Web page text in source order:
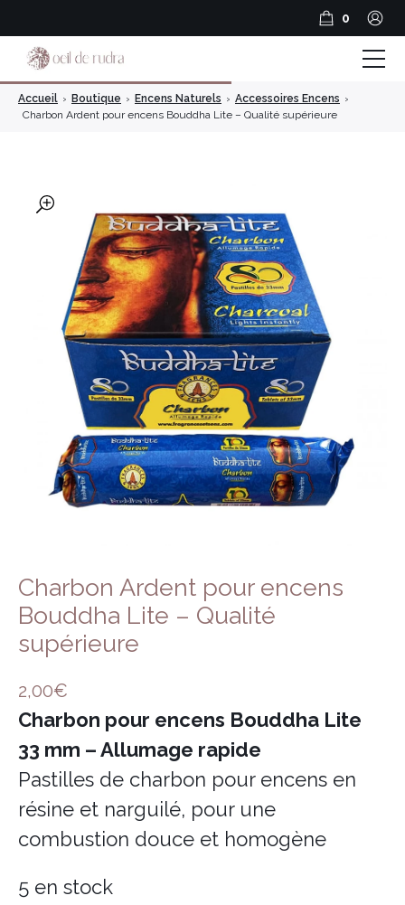
🔍
Charbon Ardent pour encens
Bouddha Lite – Qualité
supérieure
2,00€
Charbon pour encens Bouddha Lite
33 mm – Allumage rapide
Pastilles de charbon pour encens en
résine et narguilé, pour une
combustion douce et homogène
5 en stock
Accueil › Boutique › Encens Naturels › Accessoires Encens ›
Charbon Ardent pour encens Bouddha Lite – Qualité supérieure
0
Boutique
Encens en résine
Encens Bâtonnets
Encens en cônes
Encens herbes séchées
Bois sacré
Spiritualité et Outils spirituels